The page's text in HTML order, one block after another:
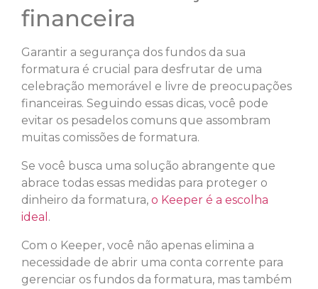
financeira
Garantir a segurança dos fundos da sua
formatura é crucial para desfrutar de uma
celebração memorável e livre de preocupações
financeiras. Seguindo essas dicas, você pode
evitar os pesadelos comuns que assombram
muitas comissões de formatura.
Se você busca uma solução abrangente que
abrace todas essas medidas para proteger o
dinheiro da formatura, o Keeper é a escolha
ideal .
Com o Keeper, você não apenas elimina a
necessidade de abrir uma conta corrente para
gerenciar os fundos da formatura, mas também